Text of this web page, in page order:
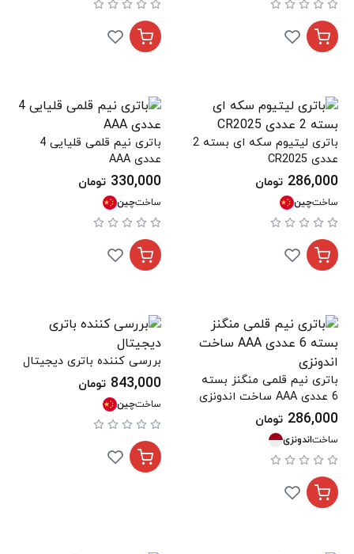
باتری لیتیوم سکه ای بسته 2
عددی CR2025
286,000 تومان
ساختچین
باتری نیم قلمی قلیایی 4
عددی AAA
330,000 تومان
ساختچین
باتری نیم قلمی منگنز بسته
6 عددی AAA ساخت اندونزی
286,000 تومان
ساختاندونزی
بررسی کننده باتری دیجیتال
843,000 تومان
ساختچین